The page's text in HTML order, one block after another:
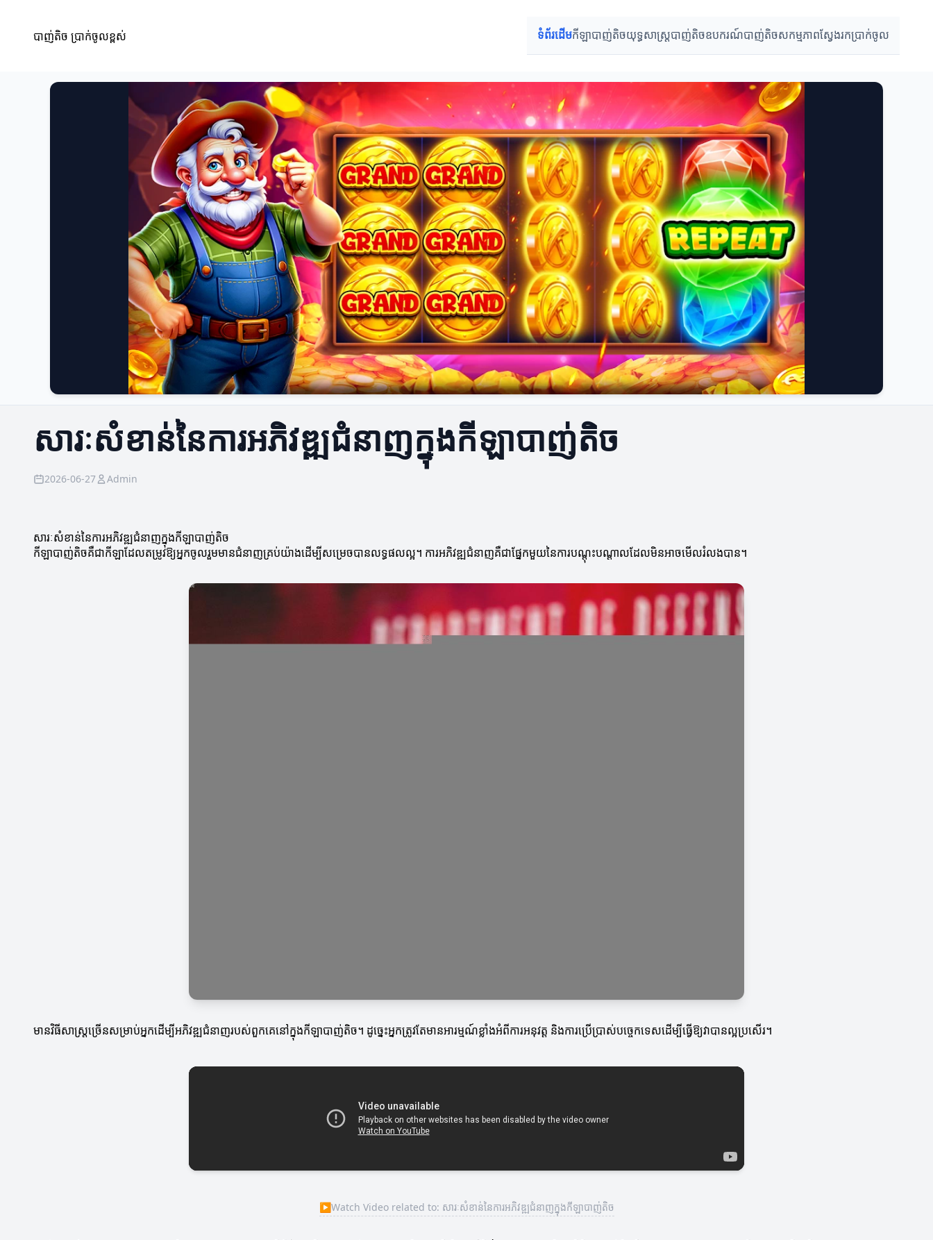
បាញ់តិច ប្រាក់ចូលខ្ពស់ ទំព័រដើមកីឡាបាញ់តិចយុទ្ធសាស្ត្របាញ់តិចឧបករណ៍បាញ់តិចសកម្មភាពស្វែងរកប្រាក់ចូល
សារៈសំខាន់នៃការអភិវឌ្ឍជំនាញក្នុងកីឡាបាញ់តិច
2026-06-27 Admin
សារៈសំខាន់នៃការអភិវឌ្ឍជំនាញក្នុងកីឡាបាញ់តិច
កីឡាបាញ់តិចគឺជាកីឡាដែលតម្រូវឱ្យអ្នកចូលរួមមានជំនាញគ្រប់យ៉ាងដើម្បីសម្រេចបានលទ្ធផលល្អ។ ការអភិវឌ្ឍជំនាញគឺជាផ្នែកមួយនៃការបណ្តុះបណ្តាលដែលមិនអាចមើលរំលងបាន។
មានវិធីសាស្ត្រច្រើនសម្រាប់អ្នកដើម្បីអភិវឌ្ឍជំនាញរបស់ពួកគេនៅក្នុងកីឡាបាញ់តិច។ ដូច្នេះអ្នកត្រូវតែមានអារម្មណ៍ខ្លាំងអំពីការអនុវត្ត និងការប្រើប្រាស់បច្ចេកទេសដើម្បីធ្វើឱ្យវាបានល្អប្រសើរ។
▶Watch Video related to: សារៈសំខាន់នៃការអភិវឌ្ឍជំនាញក្នុងកីឡាបាញ់តិច